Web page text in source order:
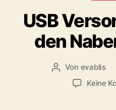
t
e
USB
den
B Von evablis
Keine